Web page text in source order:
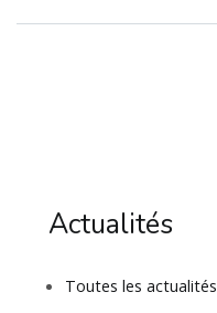
Actualités
Toutes les actualités